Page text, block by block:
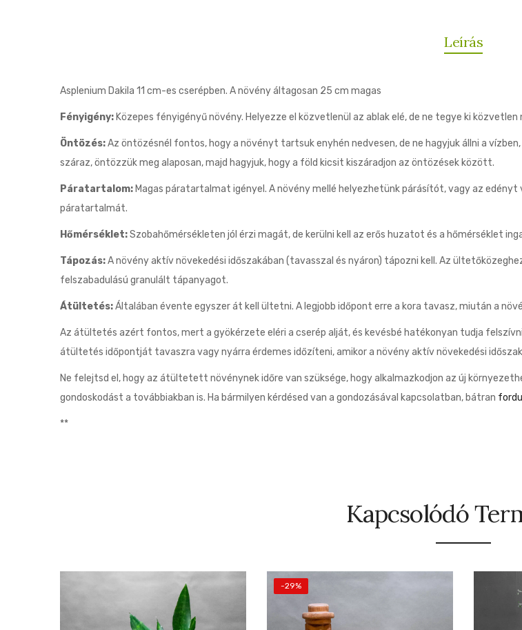
Leírás
Asplenium Dakila 11 cm-es cserépben. A növény áltagosan 25 cm magas
Fényigény: Közepes fényigényű növény. Helyezze el közvetlenül az ablak elé, de ne tegye ki közvetlen
Öntözés:Az öntözésnél fontos, hogy a növényt tartsuk enyhén nedvesen, de ne hagyjuk állni a
száraz, öntözzük meg alaposan, majd hagyjuk, hogy a föld kicsit kiszáradjon az öntözések között.
Páratartalom: Magas páratartalmat igényel. A növény mellé helyezhetünk párásítót, vagy az
páratartalmát.
Hőmérséklet:Szobahőmérsékleten jól érzi magát, de kerülni kell az erős huzatot és a hőmérséklet
Tápozás:A növény aktív növekedési időszakában (tavasszal és nyáron) tápozni kell. Az
felszabadulású granulált tápanyagot.
Átültetés:Általában évente egyszer át kell ültetni. A legjobb időpont erre a kora tavasz, miután a
Az átültetés azért fontos, mert a gyökérzete eléri a cserép alját, és kevésbé hatékonyan tudja
átültetés időpontját tavaszra vagy nyárra érdemes időzíteni, amikor a növény aktív növekedési
Ne felejtsd el, hogy az átültetett növénynek időre van szüksége, hogy alkalmazkodjon az új
gondoskodást a továbbiakban is. Ha bármilyen kérdésed van a gondozásával kapcsolatban, bátran
**
Kapcsolódó
-29%